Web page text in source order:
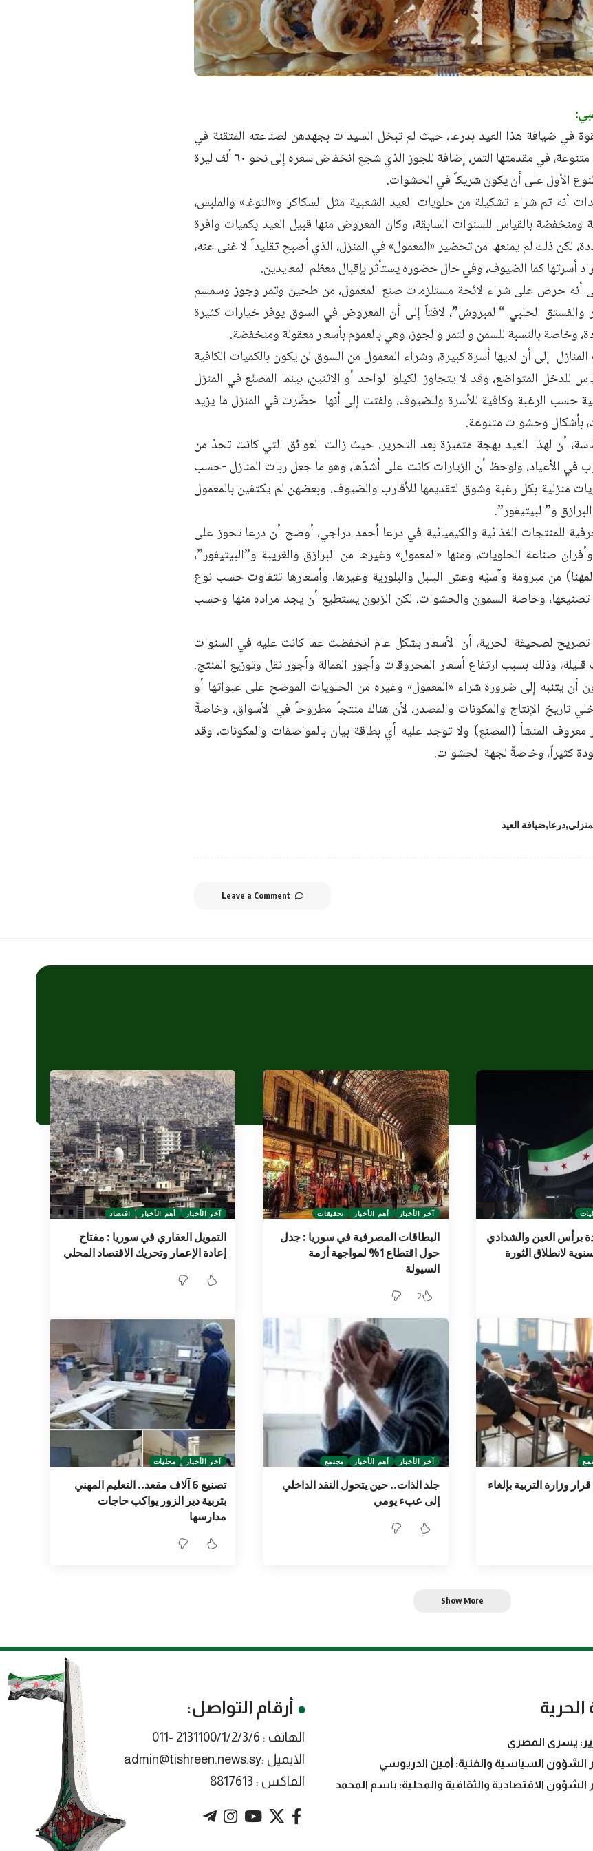
في ضيافة هذا العيد بدرعا، حيث لم تبخل السيدات بجهدهن لصناعته المتقنة في
المنازل، وبحشوات متنوعة، في مقدمتها التمر، إضافة للجوز الذي شجع انخفاض سعره إلى نحو ٦٠ ألف ليرة
الأول على أن يكون شريكاً في الحشوات.
أنه تم شراء تشكيلة من حلويات العيد الشعبية مثل السكاكر و«النوغا» والملبس،
ومنخفضة بالقياس للسنوات السابقة، وكان المعروض منها قبيل العيد بكميات وافرة
لكن ذلك لم يمنعها من تحضير «المعمول» في المنزل، الذي أصبح تقليداً لا غنى عنه،
أسرتها كما الضيوف، وفي حال حضوره يستأثر بإقبال معظم المعايدين.
أنه حرص على شراء لائحة مستلزمات صنع المعمول، من طحين وتمر وجوز وسمسم
الحلبي “المبروش”، لافتاً إلى أن المعروض في السوق يوفر خيارات كثيرة
وخاصة بالنسبة للسمن والتمر والجوز، وهي بالعموم بأسعار معقولة ومنخفضة.
إلى أن لديها أسرة كبيرة، وشراء المعمول من السوق لن يكون بالكميات الكافية
للدخل المتواضع، وقد لا يتجاوز الكيلو الواحد أو الاثنين، بينما المصنّع في المنزل
حسب الرغبة وكافية للأسرة وللضيوف، ولفتت إلى أنها حضّرت في المنزل ما يزيد
أن لهذا العيد بهجة متميزة بعد التحرير، حيث زالت العوائق التي كانت تحدّ من
في الأعياد، ولوحظ أن الزيارات كانت على أشدّها، وهو ما جعل ربات المنازل -حسب
منزلية بكل رغبة وشوق لتقديمها للأقارب والضيوف، وبعضهن لم يكتفين بالمعمول
و”البيتيفور”.
للمنتجات الغذائية والكيميائية في درعا أحمد دراجي، أوضح أن درعا تحوز على
صناعة الحلويات، ومنها «المعمول» وغيرها من البرازق والغريبة و”البيتيفور”،
من مبرومة وآسيّه وعش البلبل والبلورية وغيرها، وأسعارها تتفاوت حسب نوع
تصنيعها، وخاصة السمون والحشوات، لكن الزبون يستطيع أن يجد مراده منها وحسب
لصحيفة الحرية، أن الأسعار بشكل عام انخفضت عما كانت عليه في السنوات
قليلة، وذلك بسبب ارتفاع أسعار المحروقات وأجور العمالة وأجور نقل وتوزيع المنتج.
أن يتنبه إلى ضرورة شراء «المعمول» وغيره من الحلويات الموضح على عبواتها أو
تاريخ الإنتاج والمكونات والمصدر، لأن هناك منتجاً مطروحاً في الأسواق، وخاصةً
المنشأ (المصنع) ولا توجد عليه أي بطاقة بيان بالمواصفات والمكونات، وقد
كثيراً، وخاصةً لجهة الحشوات.
درعا ضيافة العيد
Leave a Comment
برأس العين والشدادي
لانطلاق الثورة
آخر الأخبار أهم الأخبار تحقيقات
البطاقات المصرفية في سوريا : جدل
حول اقتطاع 1% لمواجهة أزمة
السيولة
2
آخر الأخبار أهم الأخبار اقتصاد
التمويل العقاري في سوريا : مفتاح
إعادة الإعمار وتحريك الاقتصاد المحلي
وزارة التربية بإلغاء
آخر الأخبار أهم الأخبار مجتمع
جلد الذات.. حين يتحول النقد الداخلي
إلى عبء يومي
آخر الأخبار محليات
تصنيع 6 آلاف مقعد.. التعليم المهني
بتربية دير الزور يواكب حاجات
مدارسها
Show More
يسرى المصري
الشؤون السياسية والفنية: أمين الدريوسي
الشؤون الاقتصادية والثقافية والمحلية: باسم المحمد
أرقام التواصل:
الهاتف : 2131100/1/2/3/6 -011
الايميل :admin@tishreen.news.sy
الفاكس : 8817613